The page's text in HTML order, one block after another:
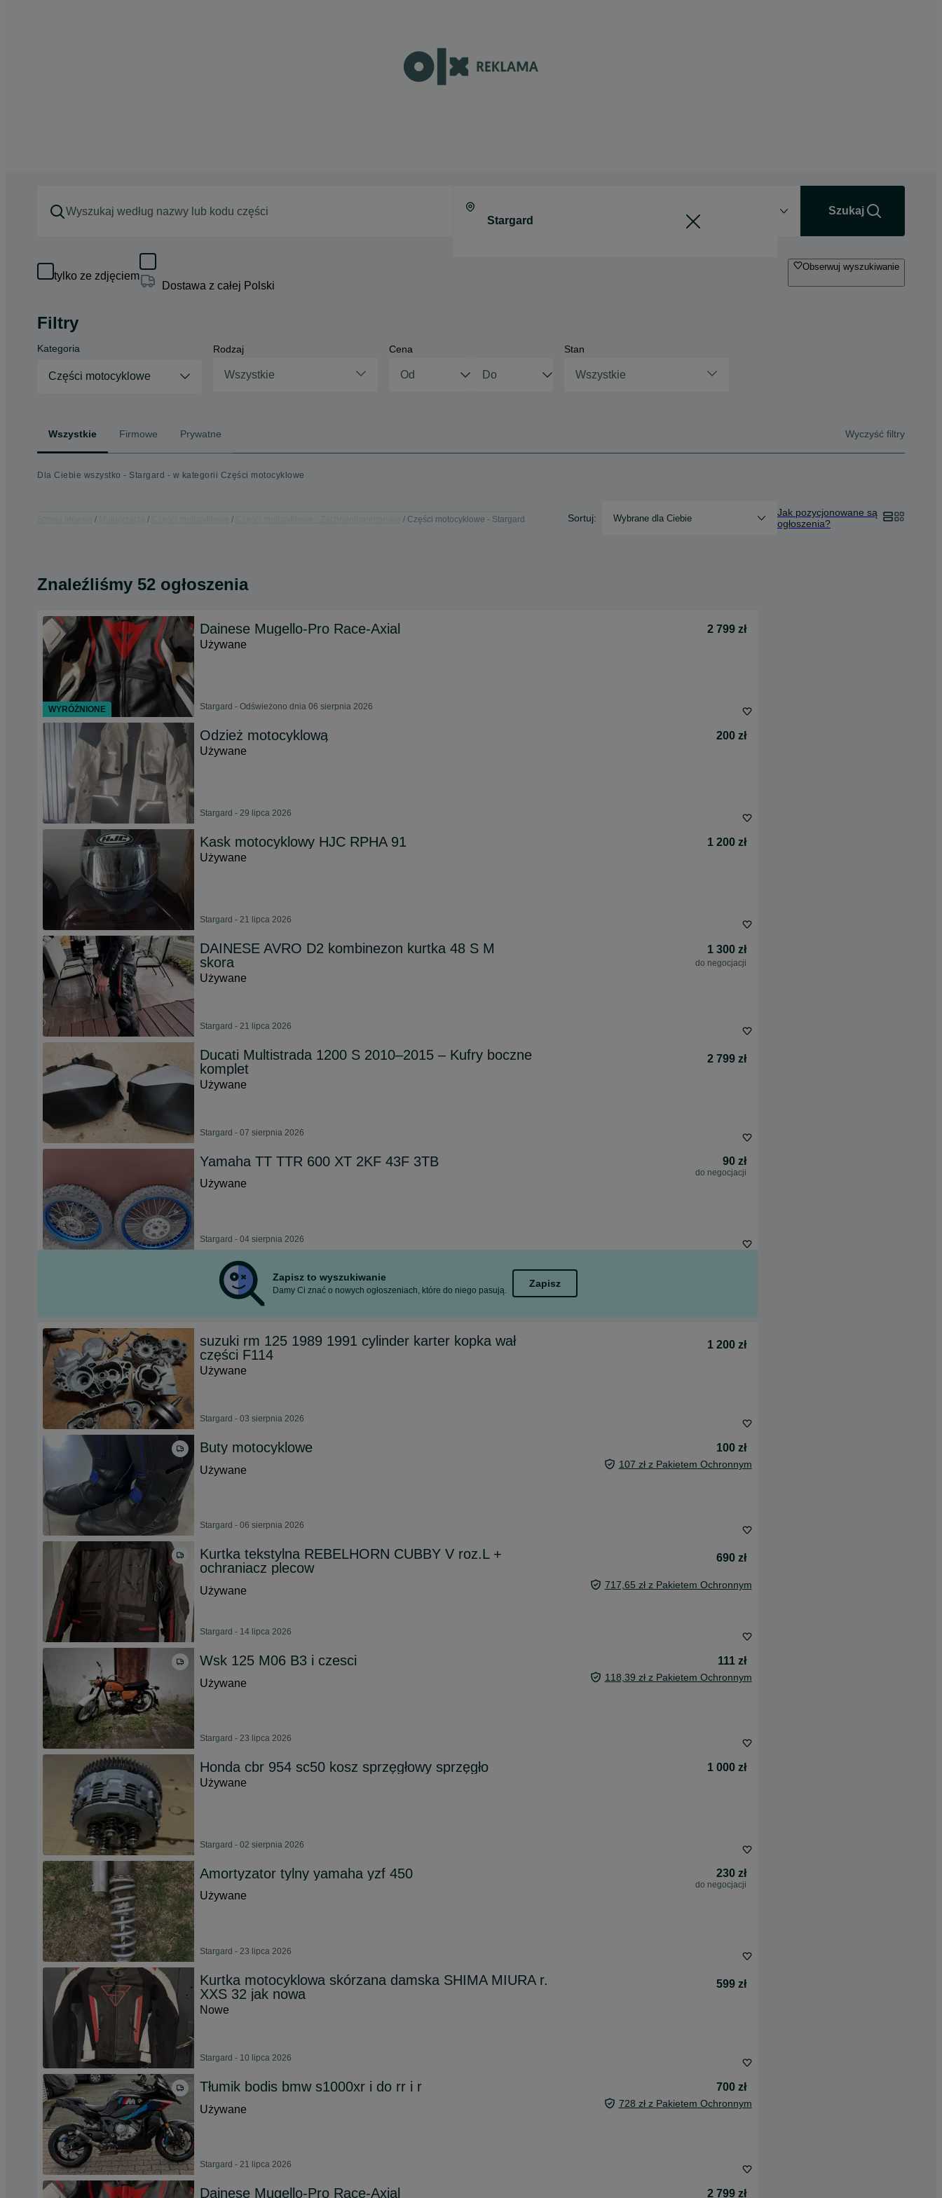
Szukaj
tylko ze zdjęciem
Dostawa z całej Polski
Obserwuj wyszukiwanie
Filtry
Kategoria
Części motocyklowe
Rodzaj
Wszystkie
Cena Stan
Wszystkie
Wszystkie Firmowe Prywatne Wyczyść filtry
Dla Ciebie wszystko - Stargard - w kategorii Części motocyklowe
Części motocyklowe - Stargard Sortuj: Wybrane dla Ciebie
Jak pozycjonowane są
ogłoszenia?
Znaleźliśmy 52 ogłoszenia
Dainese Mugello-Pro Race-Axial
2 799 zł
Używane
Stargard - Odświeżono dnia 06 sierpnia 2026
Odzież motocyklową
200 zł
Używane
Stargard - 29 lipca 2026
Kask motocyklowy HJC RPHA 91
1 200 zł
Używane
Stargard - 21 lipca 2026
DAINESE AVRO D2 kombinezon kurtka 48 S M
skora
1 300 zł
do negocjacji
Używane
Stargard - 21 lipca 2026
Ducati Multistrada 1200 S 2010–2015 – Kufry boczne
komplet
2 799 zł
Używane
Stargard - 07 sierpnia 2026
Yamaha TT TTR 600 XT 2KF 43F 3TB 90 zł
do negocjacji
Używane
Stargard - 04 sierpnia 2026
Zapisz to wyszukiwanie
Damy Ci znać o nowych ogłoszeniach, które do niego pasują.
Zapisz
suzuki rm 125 1989 1991 cylinder karter kopka wał
części F114
1 200 zł
Używane
Stargard - 03 sierpnia 2026
Buty motocyklowe
100 zł
Używane
107 zł z Pakietem Ochronnym
Stargard - 06 sierpnia 2026
Kurtka tekstylna REBELHORN CUBBY V roz.L +
ochraniacz plecow
690 zł
Używane 717,65 zł z Pakietem Ochronnym
Stargard - 14 lipca 2026
Wsk 125 M06 B3 i czesci
111 zł
Używane
118,39 zł z Pakietem Ochronnym
Stargard - 23 lipca 2026
Honda cbr 954 sc50 kosz sprzęgłowy sprzęgło
1 000 zł
Używane
Stargard - 02 sierpnia 2026
Amortyzator tylny yamaha yzf 450 230 zł
do negocjacji
Używane
Stargard - 23 lipca 2026
Kurtka motocyklowa skórzana damska SHIMA MIURA r.
XXS 32 jak nowa
599 zł
Nowe
Stargard - 10 lipca 2026
Tłumik bodis bmw s1000xr i do rr i r
700 zł
Używane
728 zł z Pakietem Ochronnym
Stargard - 21 lipca 2026
Dainese Mugello-Pro Race-Axial 2 799 zł
WYRÓŻNIONE